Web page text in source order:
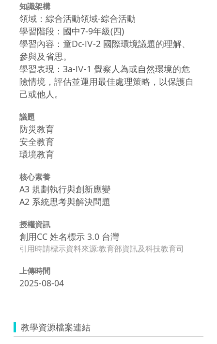
知識架構
領域：綜合活動領域-綜合活動
學習階段：國中7-9年級(四)
學習內容：童Dc-Ⅳ-2 國際環境議題的理解、
參與及省思。
學習表現：3a-Ⅳ-1 覺察人為或自然環境的危
險情境，評估並運用最佳處理策略，以保護自
己或他人。
議題
防災教育
安全教育
環境教育
核心素養
A3 規劃執行與創新應變
A2 系統思考與解決問題
授權資訊
創用CC 姓名標示 3.0 台灣
引用時請標示資料來源:教育部資訊及科技教育司
上傳時間
2025-08-04
教學資源檔案連結